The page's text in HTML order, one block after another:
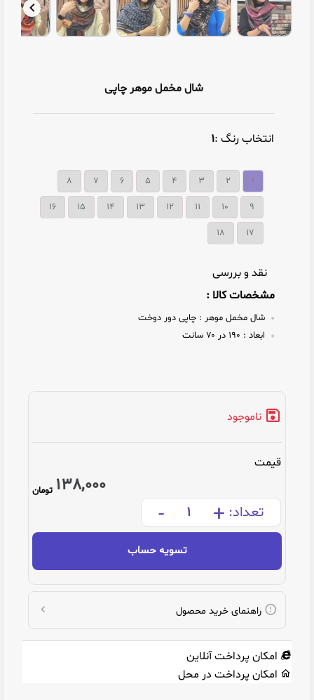
شال مخمل موهر چاپی
انتخاب رنگ :1
1
2
3
4
5
6
7
8
9
10
11
12
13
14
15
16
۱۷ ۱۸
نقد و بررسی
مشخصات کالا :
شال مخمل موهر : چاپی دور دوخت
ابعاد :
ناموجود
قیمت
138,000 تومان
تعداد: +
-
تسویه حساب
راهنمای خرید محصول
امکان پرداخت آنلاین
امکان پرداخت در محل